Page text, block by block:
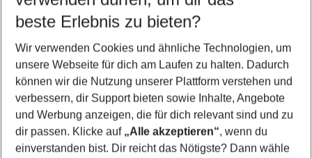
5-8 Nächte
2 Erwachsene Keine Kinder
Mehr Filter anzeigen
beste Erlebnis zu bieten?
Wir verwenden Cookies und ähnliche Technologien, um
unsere Webseite für dich am Laufen zu halten. Dadurch
können wir die Nutzung unserer Plattform verstehen und
verbessern, dir Support bieten sowie Inhalte, Angebote
und Werbung anzeigen, die für dich relevant sind und zu
dir passen. Klicke auf „Alle akzeptieren“, wenn du
einverstanden bist. Dir reicht das Nötigste? Dann wähle